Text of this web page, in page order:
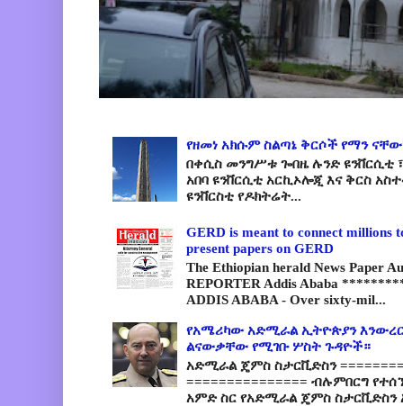
የዘመነ አክሱም ስልጣኔ ቅርሶች የማን
በቀሲስ መንግሥቱ ጐበዜ ሉንድ ዩንቨርሲቲ
አበባ ዩንቨርሲቲ አርኪኦሎጂ እና ቅርስ
ዩንቨርስቲ የዶክትሬት...
GERD is meant to connect millions
present papers on GERD
The Ethiopian herald News Paper
REPORTER Addis Ababa
ADDIS ABABA - Over sixty-mil...
የአሜሪካው አድሚራል ኢትዮጵያን
ልናውቃቸው የሚገቡ ሦስት ጉዳዮች።
አድሚራል ጄምስ ስታርቪድስን
=============== ብሉምበርግ
አምድ ስር የአድሚራል ጄምስ ስታርቪድስን